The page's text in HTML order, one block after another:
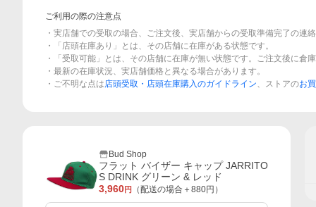
ご利用の際の注意点
・実店舗での受取の場合、ご注文後、実店舗からの受取準備完了の連
・「店頭在庫あり」とは、その店舗に在庫がある状態です。
・「受取可能」とは、その店舗に在庫が無い状態です。ご注文後に倉
・最新の在庫状況、実店舗価格と異なる場合があります。
・ご不明な点は店頭受取・店頭在庫購入のガイドライン、ストアのお
Bud Shop
フラット バイザー キャップ JARRITO
S DRINK グリーン & レッド
3,960円 （配送の場合＋ 880円）